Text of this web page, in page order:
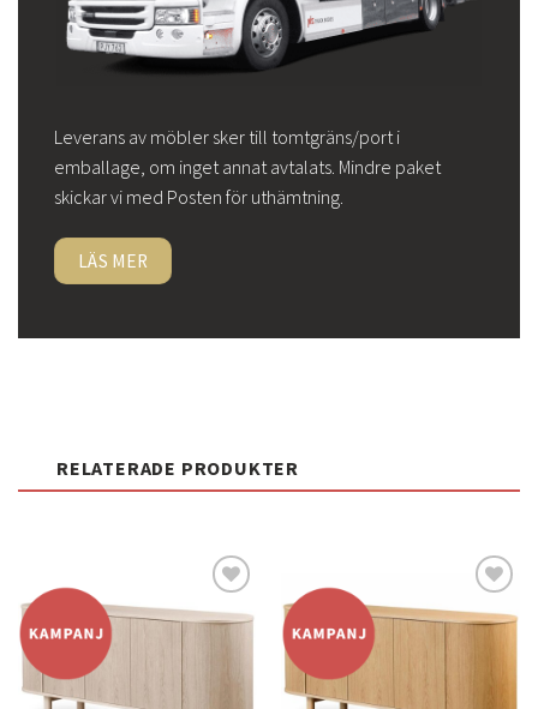
Leverans av möbler sker till tomtgräns/port i
emballage, om inget annat avtalats. Mindre paket
skickar vi med Posten för uthämtning.
LÄS MER
RELATERADE PRODUKTER